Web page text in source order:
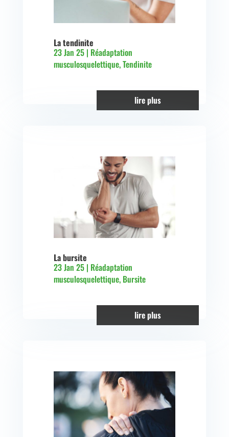
La tendinite
23 Jan 25| Réadaptation
musculosquelettique,Tendinite
lire plus
La bursite
23 Jan 25| Réadaptation
musculosquelettique, Bursite
lire plus